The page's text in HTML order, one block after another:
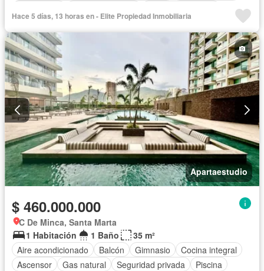
Piscina
Agua
Hace 5 días, 13 horas en - Elite Propiedad Inmobiliaria
Apartaestudio
$ 460.000.000
C De Minca, Santa Marta
1 Habitación
1 Baño
35 m²
Aire acondicionado
Balcón Gimnasio
Cocina integral
Ascensor
Gas natural Seguridad privada
Piscina